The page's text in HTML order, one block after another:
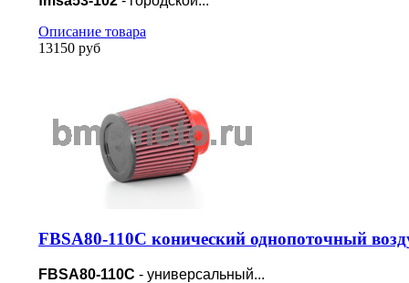
Описание товара
13150 руб
FBSA80-110C конический однопоточный
FBSA80-110C - универсальный...